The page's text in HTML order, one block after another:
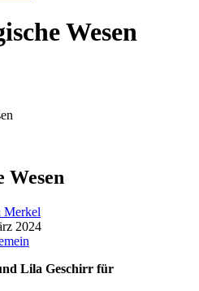
Wesen
Wesen
Merkel
2024
Lila Geschirr für